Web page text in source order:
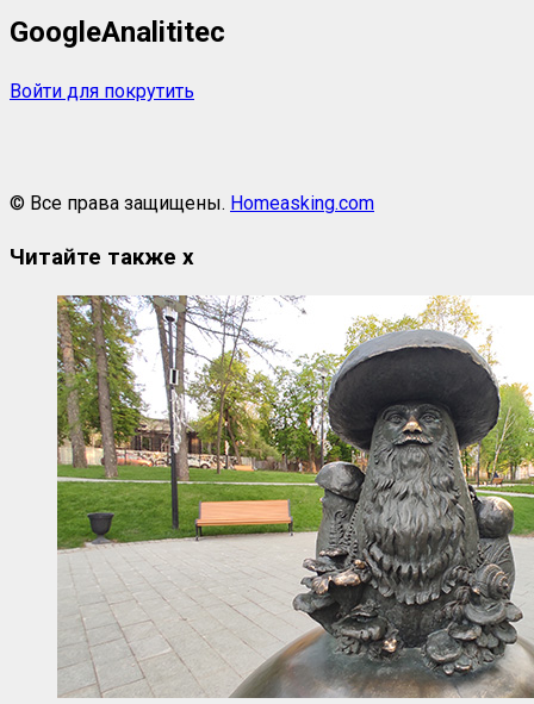
GoogleAnalititec
Войти для покрутить
© Все права защищены. Homeasking.com
Читайте также x